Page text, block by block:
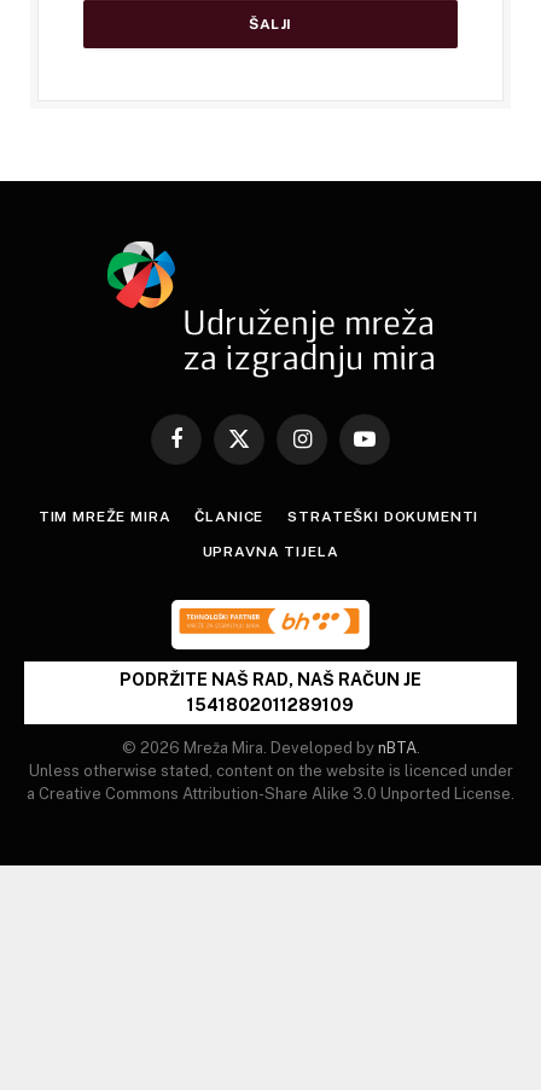
Facebook
X
InstagramYouTube
TIM MREŽE MIRA ČLANICE STRATEŠKI DOKUMENTI
UPRAVNA TIJELA
PODRŽITE NAŠ RAD, NAŠ RAČUN JE
1541802011289109
© 2026 Mreža Mira. Developed by nBTA.
Unless otherwise stated, content on the website is licenced under
a Creative Commons Attribution-Share Alike 3.0 Unported License.